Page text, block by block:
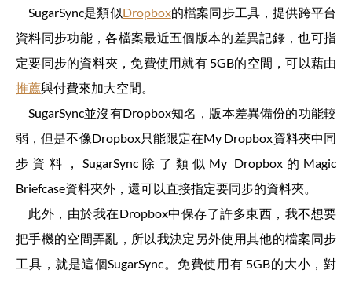
SugarSync是類似Dropbox的檔案同步工具，提供跨平台
資料同步功能，各檔案最近五個版本的差異記錄，也可指
定要同步的資料夾，免費使用就有 5GB的空間，可以藉由
推薦與付費來加大空間。
SugarSync並沒有Dropbox知名，版本差異備份的功能較
弱，但是不像Dropbox只能限定在My Dropbox資料夾中同
步資料，SugarSync除了類似My Dropbox的Magic
Briefcase資料夾外，還可以直接指定要同步的資料夾。
此外，由於我在Dropbox中保存了許多東西，我不想要
把手機的空間弄亂，所以我決定另外使用其他的檔案同步
工具，就是這個SugarSync。免費使用有 5GB的大小，對